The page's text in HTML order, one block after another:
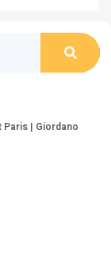
Paris | Giordano